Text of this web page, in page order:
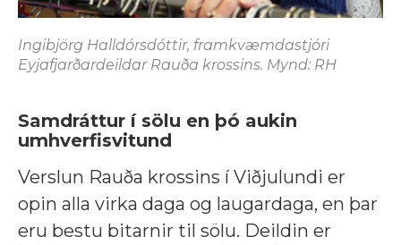
Ingibjörg Halldórsdóttir, framkvæmdastjóri
Eyjafjarðardeildar Rauða krossins. Mynd: RH
Samdráttur í sölu en þó aukin
umhverfisvitund
Verslun Rauða krossins í Viðjulundi er
opin alla virka daga og laugardaga, en þar
eru bestu bitarnir til sölu. Deildin er